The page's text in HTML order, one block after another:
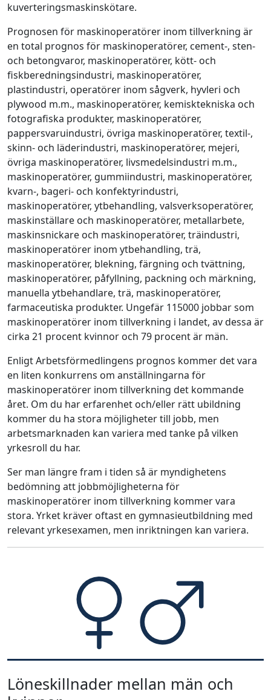
kuverteringsmaskinskötare.
Prognosen för maskinoperatörer inom tillverkning är
en total prognos för maskinoperatörer, cement-, sten-
och betongvaror, maskinoperatörer, kött- och
fiskberedningsindustri, maskinoperatörer,
plastindustri, operatörer inom sågverk, hyvleri och
plywood m.m., maskinoperatörer, kemisktekniska och
fotografiska produkter, maskinoperatörer,
pappersvaruindustri, övriga maskinoperatörer, textil-,
skinn- och läderindustri, maskinoperatörer, mejeri,
övriga maskinoperatörer, livsmedelsindustri m.m.,
maskinoperatörer, gummiindustri, maskinoperatörer,
kvarn-, bageri- och konfektyrindustri,
maskinoperatörer, ytbehandling, valsverksoperatörer,
maskinställare och maskinoperatörer, metallarbete,
maskinsnickare och maskinoperatörer, träindustri,
maskinoperatörer inom ytbehandling, trä,
maskinoperatörer, blekning, färgning och tvättning,
maskinoperatörer, påfyllning, packning och märkning,
manuella ytbehandlare, trä, maskinoperatörer,
farmaceutiska produkter. Ungefär 115000 jobbar som
maskinoperatörer inom tillverkning i landet, av dessa är
cirka 21 procent kvinnor och 79 procent är män.
Enligt Arbetsförmedlingens prognos kommer det vara
en liten konkurrens om anställningarna för
maskinoperatörer inom tillverkning det kommande
året. Om du har erfarenhet och/eller rätt ubildning
kommer du ha stora möjligheter till jobb, men
arbetsmarknaden kan variera med tanke på vilken
yrkesroll du har.
Ser man längre fram i tiden så är myndighetens
bedömning att jobbmöjligheterna för
maskinoperatörer inom tillverkning kommer vara
stora. Yrket kräver oftast en gymnasieutbildning med
relevant yrkesexamen, men inriktningen kan variera.
Löneskillnader mellan män och